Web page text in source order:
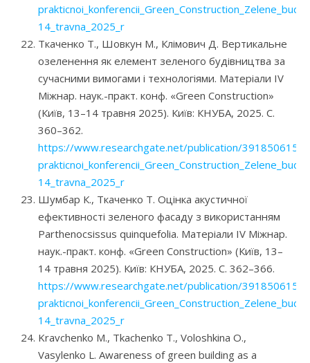
14_travna_2025_r
Ткаченко Т., Шовкун М., Клімович Д. Вертикальне
озеленення як елемент зеленого будівництва за
сучасними вимогами і технологіями. Матеріали IV
Міжнар. наук.-практ. конф. «Green Construction»
(Київ, 13–14 травня 2025). Київ: КНУБА, 2025. С.
360–362.
https://www.researchgate.net/publication/
14_travna_2025_r
Шумбар К., Ткаченко Т. Оцінка акустичної
ефективності зеленого фасаду з використанням
Parthenocsissus quinquefolia. Матеріали IV Міжнар.
наук.-практ. конф. «Green Construction» (Київ, 13–
14 травня 2025). Київ: КНУБА, 2025. С. 362–366.
https://www.researchgate.net/publication/
14_travna_2025_r
Kravchenko M., Tkachenko T., Voloshkina O.,
Vasylenko L. Awareness of green building as a